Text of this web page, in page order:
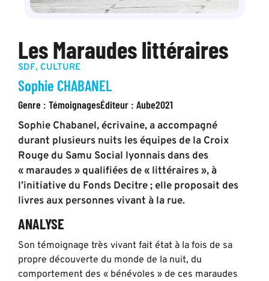
Les Maraudes littéraires
SDF, CULTURE
Sophie CHABANEL
Genre : TémoignagesÉditeur : Aube2021
Sophie Chabanel, écrivaine, a accompagné
durant plusieurs nuits les équipes de la Croix
Rouge du Samu Social lyonnais dans des
« maraudes » qualifiées de « littéraires », à
l’initiative du Fonds Decitre ; elle proposait des
livres aux personnes vivant à la rue.
ANALYSE
Son témoignage très vivant fait état à la fois de sa
propre découverte du monde de la nuit, du
comportement des « bénévoles » de ces maraudes